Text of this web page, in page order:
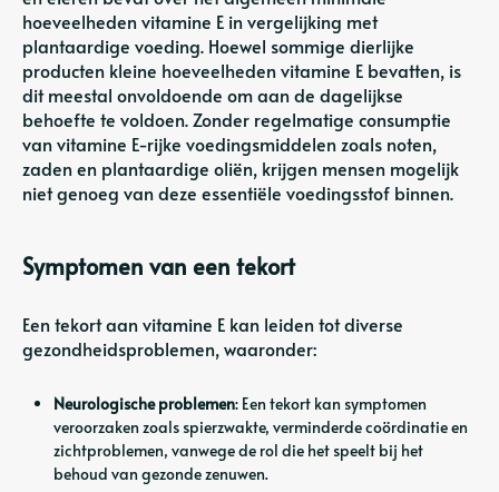
hoeveelheden vitamine E in vergelijking met
plantaardige voeding. Hoewel sommige dierlijke
producten kleine hoeveelheden vitamine E bevatten, is
dit meestal onvoldoende om aan de dagelijkse
behoefte te voldoen. Zonder regelmatige consumptie
van vitamine E-rijke voedingsmiddelen zoals noten,
zaden en plantaardige oliën, krijgen mensen mogelijk
niet genoeg van deze essentiële voedingsstof binnen.
Symptomen van een tekort
Een tekort aan vitamine E kan leiden tot diverse
gezondheidsproblemen, waaronder:
Neurologische problemen: Een tekort kan symptomen
veroorzaken zoals spierzwakte, verminderde coördinatie en
zichtproblemen, vanwege de rol die het speelt bij het
behoud van gezonde zenuwen.